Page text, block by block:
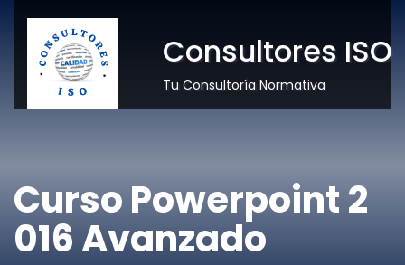
Consultores ISO
Tu Consultoría Normativa
Curso Powerpoint 2
016 Avanzado